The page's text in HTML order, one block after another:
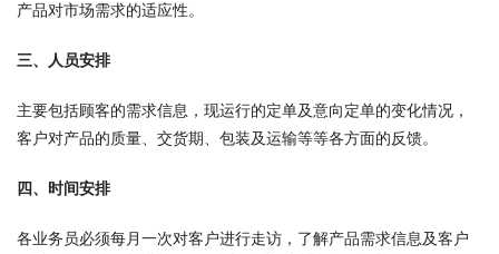
产品对市场需求的适应性。
三、人员安排
主要包括顾客的需求信息，现运行的定单及意向定单的变化情况，
客户对产品的质量、交货期、包装及运输等等各方面的反馈。
四、时间安排
各业务员必须每月一次对客户进行走访，了解产品需求信息及客户